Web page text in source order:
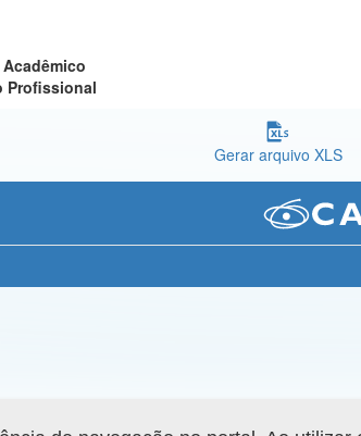
Profissional
Gerar arquivo XLS